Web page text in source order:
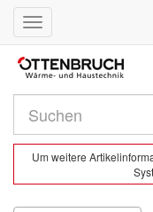
Toggle
navigation
Um weitere